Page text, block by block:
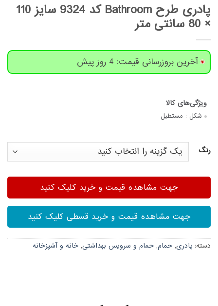
پادری طرح Bathroom کد 9324 سایز 110
× 80 سانتی متر
آخرین بروزرسانی قیمت: 4 روز پیش
شکل : مستطیل
رنگ
جهت مشاهده قیمت و خرید کلیک کنید
جهت مشاهده قیمت و خرید قسطی کلیک کنید
دسته: پادری, حمام, حمام و سرویس بهداشتی, خانه و آشپزخانه